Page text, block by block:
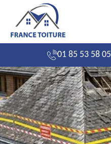
01 85 53 58 05